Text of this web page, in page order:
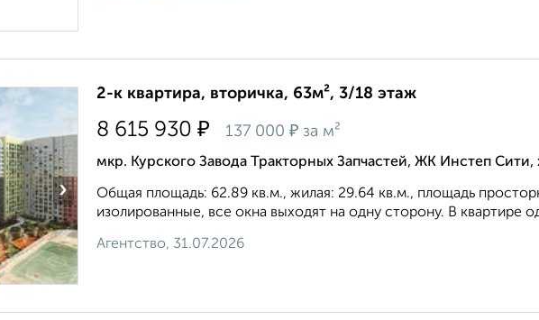
›
2-к квартира, вторичка, 63м², 3/18 этаж
8 615 930 ₽ 137 000 ₽ за м²
мкр. Курского Завода Тракторных Запчастей, ЖК Инстеп
Общая площадь: 62.89 кв.м., жилая: 29.64 кв.м., площадь
изолированные, все окна выходят на одну сторону. В квартире
Агентство, 31.07.2026